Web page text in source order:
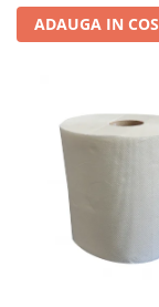
ADAUGA IN COS